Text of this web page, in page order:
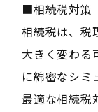
■相続税対策
相続税は、税
大きく変わる
に綿密なシミ
最適な相続税